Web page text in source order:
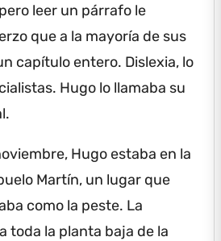
leer un párrafo le
que a la mayoría de sus
capítulo entero. Dislexia, lo
Hugo lo llamaba su
Hugo estaba en la
Martín, un lugar que
como la peste. La
toda la planta baja de la